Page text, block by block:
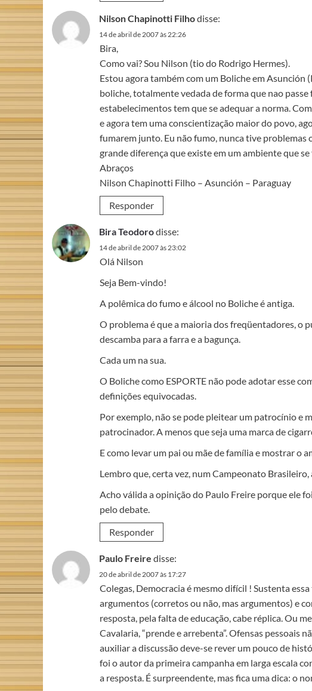
Nilson Chapinotti Filhodisse:
14 de abril de 2007 às 22:26
Bira,
Como vai? Sou Nilson (tio do Rodrigo Hermes).
Estou agora também com um Boliche em Asunción
boliche, totalmente vedada de forma que nao
estabelecimentos tem que se adequar a norma.
e agora tem uma conscientização maior do povo,
fumarem junto. Eu não fumo, nunca tive problemas
grande diferença que existe em um ambiente que se
Abraços
Nilson Chapinotti Filho – Asunción – Paraguay
Responder
Bira Teodorodisse:
14 de abril de 2007 às 23:02
Olá Nilson
Seja Bem-vindo!
A polêmica do fumo e álcool no Boliche é antiga.
O problema é que a maioria dos freqüentadores, o
descamba para a farra e a bagunça.
Cada um na sua.
O Boliche como ESPORTE não pode adotar esse
definições equivocadas.
Por exemplo, não se pode pleitear um patrocínio e
patrocinador. A menos que seja uma marca de
E como levar um pai ou mãe de família e mostrar o
Lembro que, certa vez, num Campeonato
Acho válida a opinição do Paulo Freire porque ele
pelo debate.
Responder
Paulo Freire disse:
20 de abril de 2007 às 17:27
Colegas, Democracia é mesmo difícil ! Sustenta
argumentos (corretos ou não, mas argumentos) e
resposta, pela falta de educação, cabe réplica. Ou
Cavalaria, “prende e arrebenta”. Ofensas pessoais
auxiliar a discussão deve-se rever um pouco de
foi o autor da primeira campanha em larga escala
a resposta. É surpreendente, mas fica uma dica: o